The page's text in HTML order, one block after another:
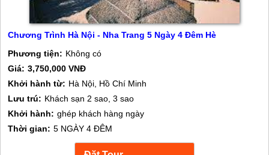
Chương Trình Hà Nội - Nha Trang 5 Ngày 4 Đêm Hè
Phương tiện: Không có
Giá: 3,750,000 VNĐ
Khởi hành từ: Hà Nội, Hồ Chí Minh
Lưu trú: Khách sạn 2 sao, 3 sao
Khởi hành: ghép khách hàng ngày
Thời gian: 5 NGÀY 4 ĐÊM